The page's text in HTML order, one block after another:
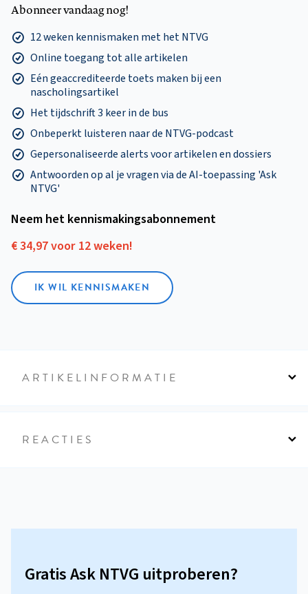
Abonneer vandaag nog!
12 weken kennismaken met het NTVG
Online toegang tot alle artikelen
Eén geaccrediteerde toets maken bij een
nascholingsartikel
Het tijdschrift 3 keer in de bus
Onbeperkt luisteren naar de NTVG-podcast
Gepersonaliseerde alerts voor artikelen en dossiers
Antwoorden op al je vragen via de AI-toepassing 'Ask
NTVG'
Neem het kennismakings­abonnement
€ 34,97 voor 12 weken!
IK WIL KENNISMAKEN
ARTIKELINFORMATIE
REACTIES
Gratis Ask NTVG uitproberen?